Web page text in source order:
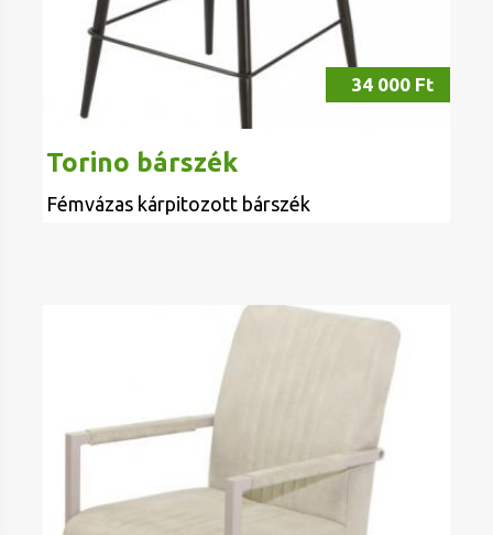
34 000 Ft
Torino bárszék
Fémvázas kárpitozott bárszék